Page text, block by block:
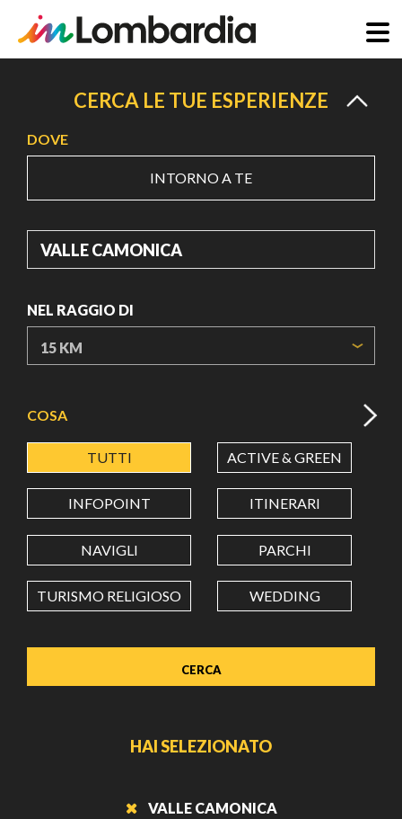
principale
CERCA LE TUE ESPERIENZE
DOVE
INTORNO A TE
DOVE
NEL RAGGIO DI
LATITUDINE
LONGITUDINE
Value in decimal degrees. Use dot (.) as decimal separator.
COSA
TUTTI ACTIVE & GREEN
INFOPOINT ITINERARI
NAVIGLI PARCHI
TURISMO RELIGIOSO WEDDING
HAI SELEZIONATO
VALLE CAMONICA